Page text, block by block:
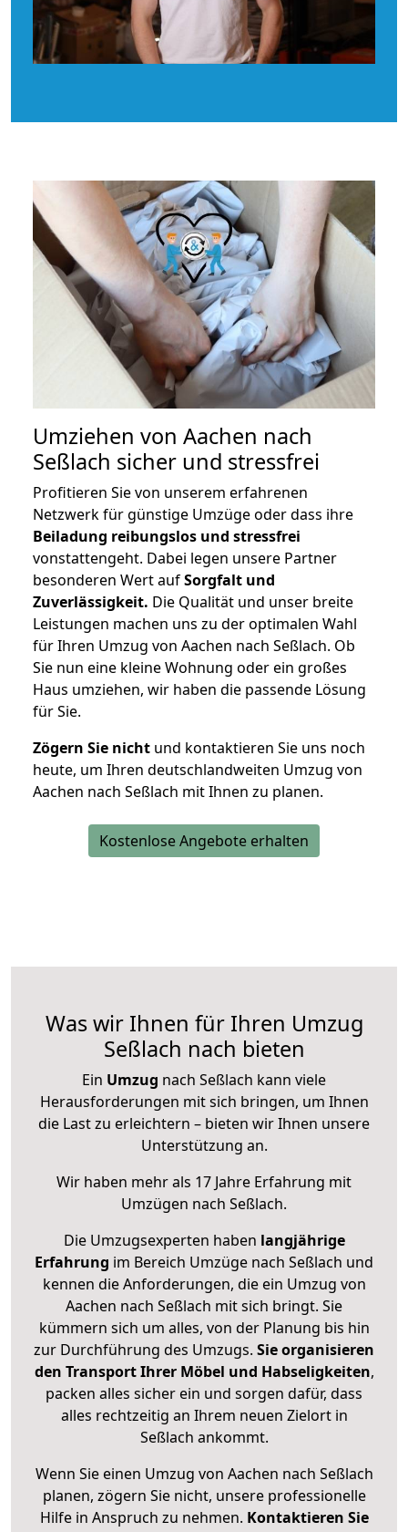
Umziehen von Aachen nach
Seßlach sicher und stressfrei
Profitieren Sie von unserem erfahrenen
Netzwerk für günstige Umzüge oder dass ihre
Beiladung reibungslos und stressfrei
vonstattengeht. Dabei legen unsere Partner
besonderen Wert aufSorgfalt und
Zuverlässigkeit. Die Qualität und unser breite
Leistungen machen uns zu der optimalen Wahl
für Ihren Umzug von Aachen nach Seßlach. Ob
Sie nun eine kleine Wohnung oder ein großes
Haus umziehen, wir haben die passende Lösung
für Sie.
Zögern Sie nicht und kontaktieren Sie uns noch
heute, um Ihren deutschlandweiten Umzug von
Aachen nach Seßlach mit Ihnen zu planen.
Kostenlose Angebote erhalten
Was wir Ihnen für Ihren Umzug
Seßlach nach bieten
Ein Umzug nach Seßlach kann viele
Herausforderungen mit sich bringen, um Ihnen
die Last zu erleichtern – bieten wir Ihnen unsere
Unterstützung an.
Wir haben mehr als 17 Jahre Erfahrung mit
Umzügen nach Seßlach.
Die Umzugsexperten haben langjährige
Erfahrung im Bereich Umzüge nach Seßlach und
kennen die Anforderungen, die ein Umzug von
Aachen nach Seßlach mit sich bringt. Sie
kümmern sich um alles, von der Planung bis hin
zur Durchführung des Umzugs. Sie organisieren
den Transport Ihrer Möbel und Habseligkeiten,
packen alles sicher ein und sorgen dafür, dass
alles rechtzeitig an Ihrem neuen Zielort in
Seßlach ankommt.
Wenn Sie einen Umzug von Aachen nach Seßlach
planen, zögern Sie nicht, unsere professionelle
Hilfe in Anspruch zu nehmen. Kontaktieren Sie